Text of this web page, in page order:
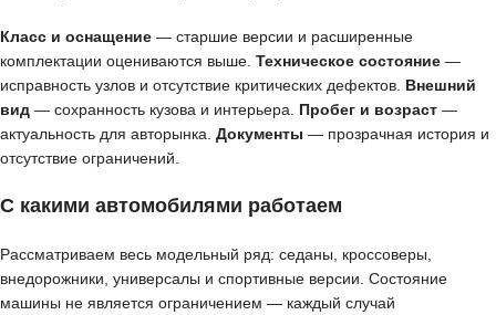
Класс и оснащение — старшие версии и расширенные
комплектации оцениваются выше. Техническое состояние —
исправность узлов и отсутствие критических дефектов. Внешний
вид — сохранность кузова и интерьера. Пробег и возраст —
актуальность для авторынка. Документы — прозрачная история и
отсутствие ограничений.
С какими автомобилями работаем
Рассматриваем весь модельный ряд: седаны, кроссоверы,
внедорожники, универсалы и спортивные версии. Состояние
машины не является ограничением — каждый случай